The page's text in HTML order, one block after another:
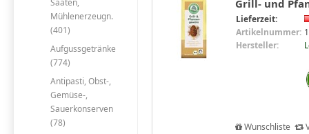
Mühlenerzeugn.
(401)
Aufgussgetränke
(774)
Antipasti, Obst-,
Gemüse-,
Sauerkonserven
(78)
Grill- und
Lieferzeit:
Artikelnummer:
Hersteller:
Wunschliste